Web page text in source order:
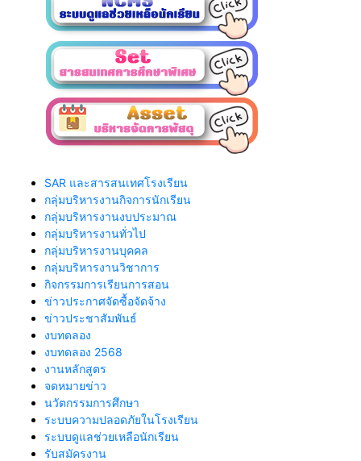
SAR และสารสนเทศโรงเรียน
กลุ่มบริหารงานกิจการนักเรียน
กลุ่มบริหารงานงบประมาณ
กลุ่มบริหารงานทั่วไป
กลุ่มบริหารงานบุคคล
กลุ่มบริหารงานวิชาการ
กิจกรรมการเรียนการสอน
ข่าวประกาศจัดซื้อจัดจ้าง
ข่าวประชาสัมพันธ์
งบทดลอง
งบทดลอง 2568
งานหลักสูตร
จดหมายข่าว
นวัตกรรมการศึกษา
ระบบความปลอดภัยในโรงเรียน
ระบบดูแลช่วยเหลือนักเรียน
รับสมัครงาน